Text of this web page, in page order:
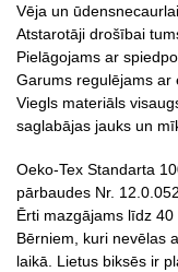
Vēja un
Atstarotāji drošībai
Pielāgojams ar
Garums regulējams ar
Viegls materiāls
saglabājas jauks un
Oeko-Tex Standarta
pārbaudes Nr.
Ērti mazgājams līdz
Bērniem, kuri nevēlas
laikā. Lietus biksēs ir